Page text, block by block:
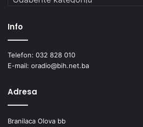
Info
Telefon: 032 828 010
E-mail: oradio@bih.net.ba
Adresa
Branilaca Olova bb